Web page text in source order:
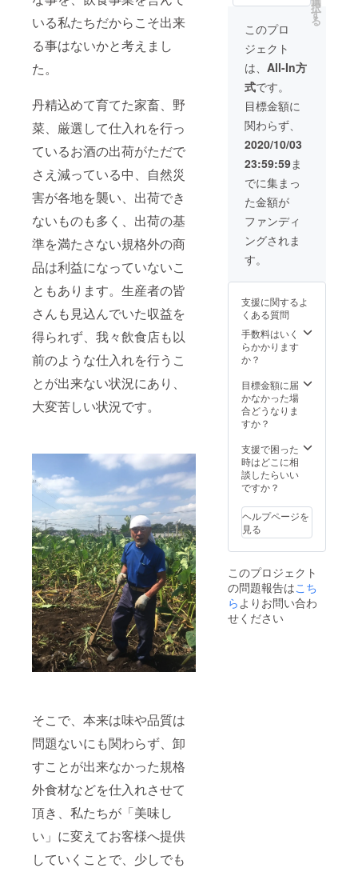
いる私たちだからこそ出来
る事はないかと考えまし
た。
丹精込めて育てた家畜、野
菜、厳選して仕入れを行っ
ているお酒の出荷がただで
さえ減っている中、自然災
害が各地を襲い、出荷でき
ないものも多く、出荷の基
準を満たさない規格外の商
品は利益になっていないこ
ともあります。生産者の皆
さんも見込んでいた収益を
得られず、我々飲食店も以
前のような仕入れを行うこ
とが出来ない状況にあり、
大変苦しい状況です。
そこで、本来は味や品質は
問題ないにも関わらず、卸
すことが出来なかった規格
外食材などを仕入れさせて
頂き、私たちが「美味し
い」に変えてお客様へ提供
していくことで、少しでも
ります。 ※ お食
事券 有効期限：
2020年10月中
旬〜2021年4月
末 コロナや諸事
情により有効期
限に変更等など
がある場合はま
た別途ご連絡さ
せていただきま
す。
提供させて頂き
ます。 ※ディ
ナータイムでの
ご予約になりま
す。 ※3〜4名様
でお召し上がり
頂くのをオスス
メしております
択
す
る
このプロ
ジェクト
は、 All-In方
式です。
目標金額に
関わらず、
2020/10/03
23:59:59ま
でに集まっ
た金額が
ファンディ
ングされま
す。
支援に関するよ
くある質問
手数料はいく
らかかります
か？
目標金額に届
かなかった場
合どうなりま
すか？
支援で困った
時はどこに相
談したらいい
ですか？
ヘルプページを
見る
このプロジェクト
の問題報告はこち
ら よりお問い合わ
せください